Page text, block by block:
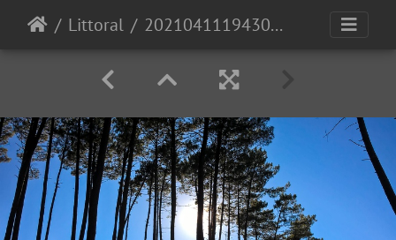
Littoral 20210411194309-d948746c